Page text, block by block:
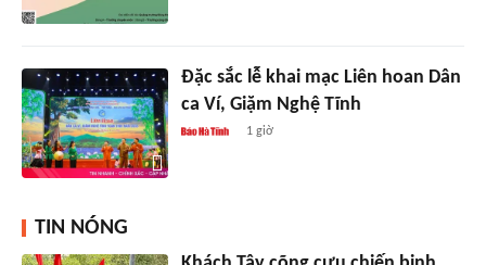
Đặc sắc lễ khai mạc Liên hoan Dân
ca Ví, Giặm Nghệ Tĩnh
1 giờ
TIN NÓNG